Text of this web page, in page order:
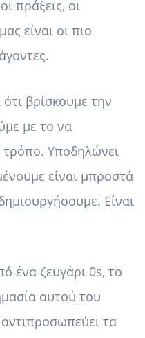
πράξεις, οι
είναι οι πιο
βρίσκουμε την
με το να
Υποδηλώνει
είναι μπροστά
Είναι
ένα ζευγάρι 0s, το
αυτού του
τα